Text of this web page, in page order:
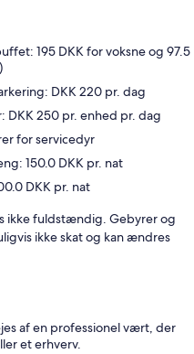
195 DKK for voksne og 97.5
DKK 220 pr. dag
250 pr. enhed pr. dag
for servicedyr
150.0 DKK pr. nat
DKK pr. nat
ikke fuldstændig. Gebyrer og
ikke skat og kan ændres
af en professionel vært, der
et erhverv.